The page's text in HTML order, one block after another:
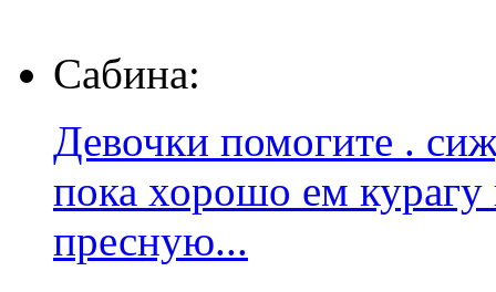
Сабина:
Девочки помогите .
пока хорошо ем
пресную...